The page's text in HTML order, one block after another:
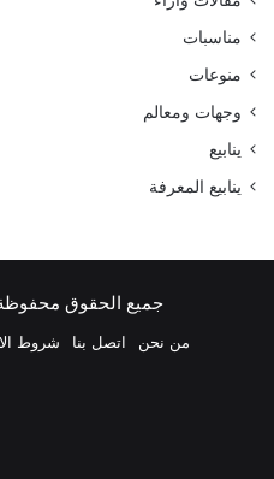
مناسبات
منوعات
وجهات ومعالم
ينابيع
ينابيع المعرفة
جميع الحقوق محفوظة
من نحن اتصل بنا شروط